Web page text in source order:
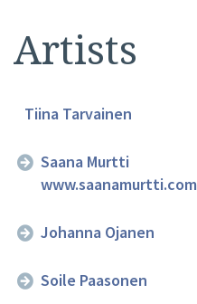
Artists
Tiina Tarvainen
Saana Murtti
www.saanamurtti.com
Johanna Ojanen
Soile Paasonen